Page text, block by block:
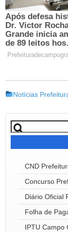
Notícias
Pesquisar
por:
CND
Concurso
Diário Oficial
Folha de
IPTU Campo